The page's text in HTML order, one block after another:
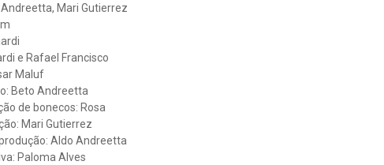
Mari Gutierrez
e Rafael Francisco
Maluf
Beto Andreetta
de bonecos: Rosa
Mari Gutierrez
Aldo Andreetta
Paloma Alves